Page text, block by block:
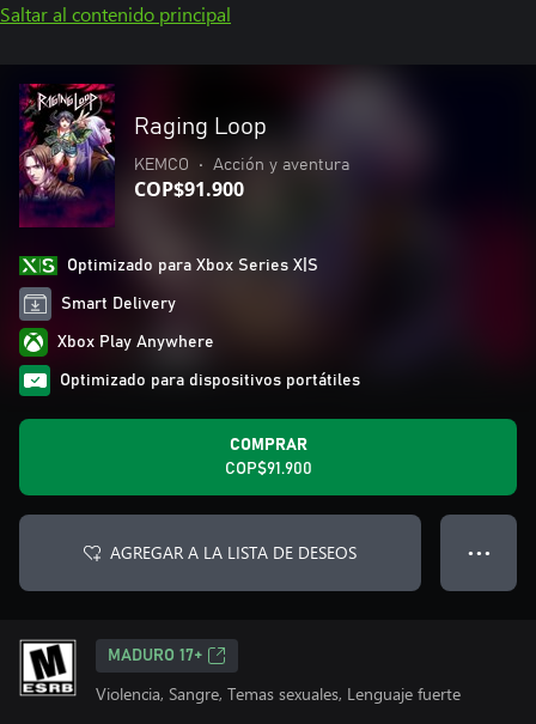
Saltar al contenido principal
Raging Loop
KEMCO • Acción y aventura
COP$91.900
Optimizado para Xbox Series X|S
Smart Delivery
Xbox Play Anywhere
Optimizado para dispositivos portátiles
COMPRAR
COP$91.900
AGREGAR A LA LISTA DE DESEOS ● ● ●
MADURO 17+
Violencia, Sangre, Temas sexuales, Lenguaje fuerte